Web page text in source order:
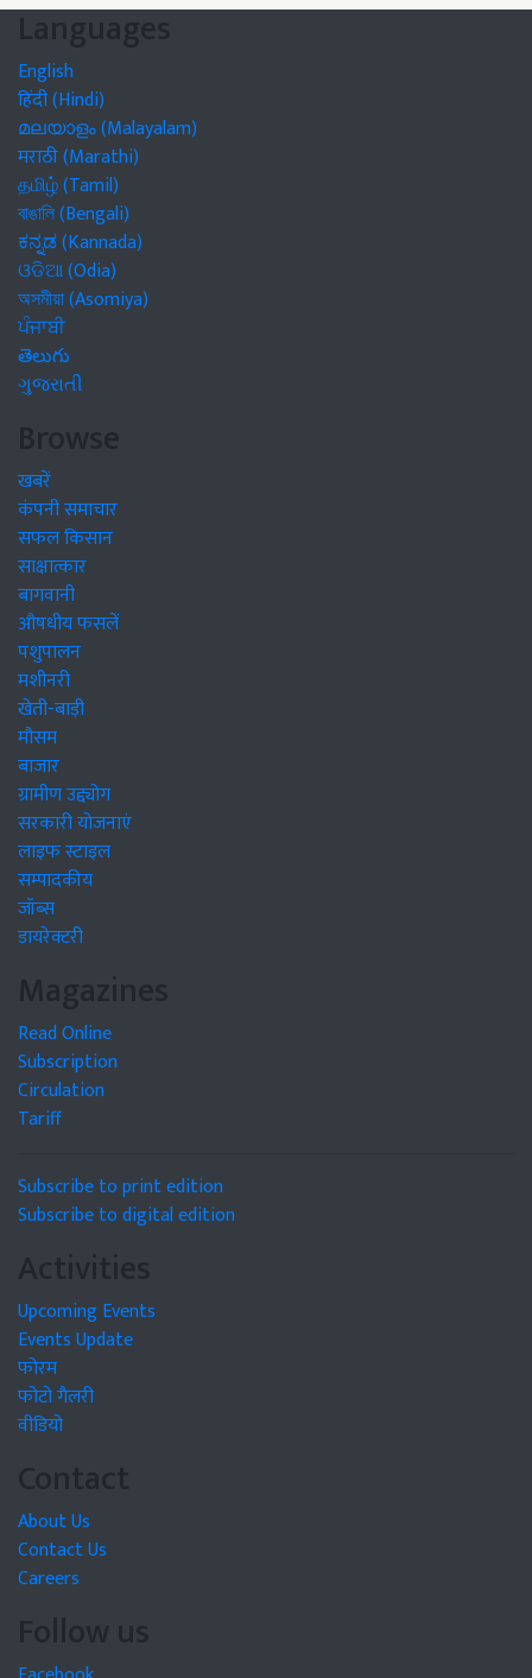
Languages
English
हिंदी (Hindi)
മലയാളം (Malayalam)
मराठी (Marathi)
தமிழ் (Tamil)
বাঙালি (Bengali)
ಕನ್ನಡ (Kannada)
ଓଡିଆ (Odia)
অসমীয়া (Asomiya)
ਪੰਜਾਬੀ
తెలుగు
ગુજરાતી
Browse
खबरें
कंपनी समाचार
सफल किसान
साक्षात्कार
बागवानी
औषधीय फसलें
पशुपालन
मशीनरी
खेती-बाड़ी
मौसम
बाजार
ग्रामीण उद्द्योग
सरकारी योजनाएं
लाइफ स्टाइल
सम्पादकीय
जॉब्स
डायरेक्टरी
Magazines
Read Online
Subscription
Circulation
Tariff
Subscribe to print edition
Subscribe to digital edition
Activities
Upcoming Events
Events Update
फोरम
फोटो गैलरी
वीडियो
Contact
About Us
Contact Us
Careers
Follow us